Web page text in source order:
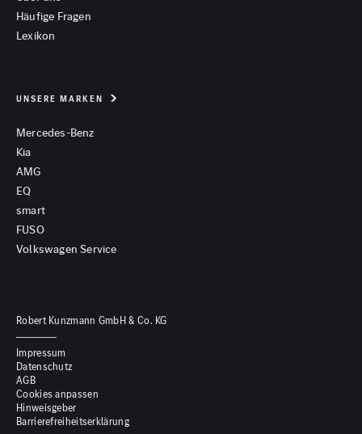
Häufige Fragen
Lexikon
UNSERE MARKEN
Mercedes-Benz
Kia
AMG
EQ
smart
FUSO
Volkswagen Service
Robert Kunzmann GmbH & Co. KG
Impressum
Datenschutz
AGB
Cookies anpassen
Hinweisgeber
Barrierefreiheitserklärung